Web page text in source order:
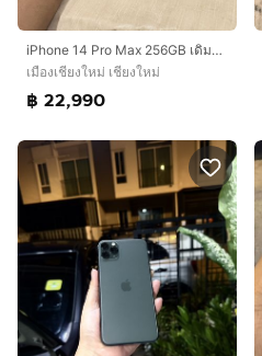
iPhone 14 Pro Max 256GB เดิมๆ เครื่องศูนย์แท้ จอแท้ลื่น ใช้งานปกติครับ สอบถามได้ครับ
เมืองเชียงใหม่ เชียงใหม่
฿ 22,990